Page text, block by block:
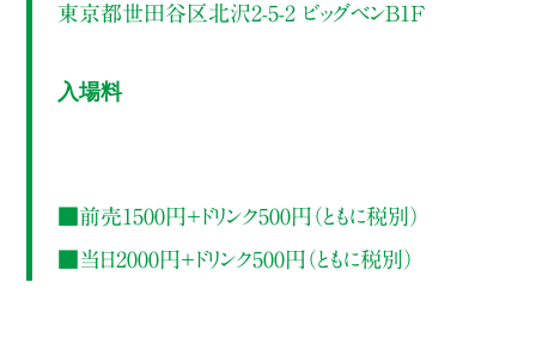
東京都世田谷区北沢2-5-2 ビッグベンB1F
入場料
■前売1500円＋ドリンク500円（ともに税別）
■当日2000円＋ドリンク500円（ともに税別）